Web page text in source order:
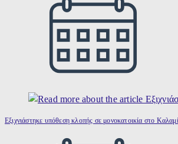
Εξιχνιάστηκε υπόθεση κλοπής σε μονοκατοικία στο